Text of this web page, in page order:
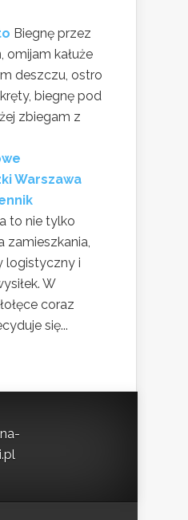
Biegnę przez
omijam kałuże
deszczu, ostro
biegnę pod
zbiegam z
Warszawa
to nie tylko
zamieszkania,
logistyczny i
W
coraz
się...